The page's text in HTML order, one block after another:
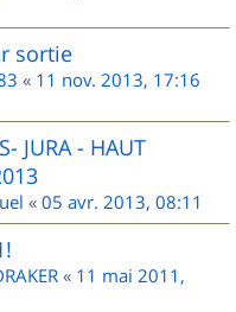
sortie
« 11 nov. 2013, 17:16
JURA - HAUT
« 05 avr. 2013, 08:11
« 11 mai 2011,